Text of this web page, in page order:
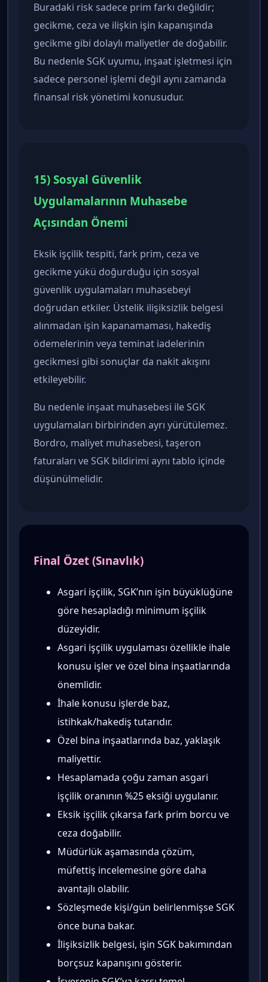
Buradaki risk sadece prim farkı değildir;
gecikme, ceza ve ilişkin işin kapanışında
gecikme gibi dolaylı maliyetler de doğabilir.
Bu nedenle SGK uyumu, inşaat işletmesi için
sadece personel işlemi değil aynı zamanda
finansal risk yönetimi konusudur.
15) Sosyal Güvenlik
Uygulamalarının Muhasebe
Açısından Önemi
Eksik işçilik tespiti, fark prim, ceza ve
gecikme yükü doğurduğu için sosyal
güvenlik uygulamaları muhasebeyi
doğrudan etkiler. Üstelik ilişiksizlik belgesi
alınmadan işin kapanamaması, hakediş
ödemelerinin veya teminat iadelerinin
gecikmesi gibi sonuçlar da nakit akışını
etkileyebilir.
Bu nedenle inşaat muhasebesi ile SGK
uygulamaları birbirinden ayrı yürütülemez.
Bordro, maliyet muhasebesi, taşeron
faturaları ve SGK bildirimi aynı tablo içinde
düşünülmelidir.
Final Özet (Sınavlık)
Asgari işçilik, SGK’nın işin büyüklüğüne
göre hesapladığı minimum işçilik
düzeyidir.
Asgari işçilik uygulaması özellikle ihale
konusu işler ve özel bina inşaatlarında
önemlidir.
İhale konusu işlerde baz,
istihkak/hakediş tutarıdır.
Özel bina inşaatlarında baz, yaklaşık
maliyettir.
Hesaplamada çoğu zaman asgari
işçilik oranının %25 eksiği uygulanır.
Eksik işçilik çıkarsa fark prim borcu ve
ceza doğabilir.
Müdürlük aşamasında çözüm,
müfettiş incelemesine göre daha
avantajlı olabilir.
Sözleşmede kişi/gün belirlenmişse SGK
önce buna bakar.
İlişiksizlik belgesi, işin SGK bakımından
borçsuz kapanışını gösterir.